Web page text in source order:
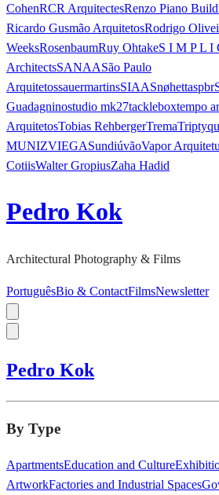
CohenRCR ArquitectesRenzo Piano
Ricardo Gusmão ArquitetosRodrigo
WeeksRosenbaumRuy OhtakeS I M P L I
ArchitectsSANAASão Paulo
ArquitetossauermartinsSIAASnøhettaspbr
Guadagninostudio mk27tackleboxtempo
ArquitetosTobias RehbergerTrema
MUNIZVIEGASundiúvãoVapor
CotiisWalter GropiusZaha Hadid
Pedro Kok
Architectural Photography & Films
PortuguêsBio & ContactFilmsNewsletter
Pedro Kok
By Type
ApartmentsEducation and Culture
ArtworkFactories and Industrial Spaces